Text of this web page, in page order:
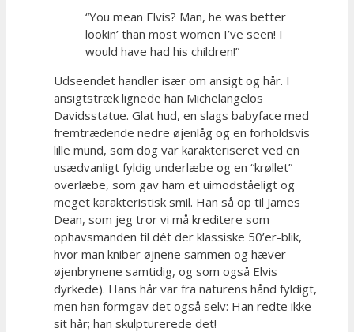
“You mean Elvis? Man, he was better
lookin’ than most women I’ve seen! I
would have had his children!”
Udseendet handler især om ansigt og hår. I
ansigtstræk lignede han Michelangelos
Davidsstatue. Glat hud, en slags babyface med
fremtrædende nedre øjenlåg og en forholdsvis
lille mund, som dog var karakteriseret ved en
usædvanligt fyldig underlæbe og en “krøllet”
overlæbe, som gav ham et uimodståeligt og
meget karakteristisk smil. Han så op til James
Dean, som jeg tror vi må kreditere som
ophavsmanden til dét der klassiske 50’er-blik,
hvor man kniber øjnene sammen og hæver
øjenbrynene samtidig, og som også Elvis
dyrkede). Hans hår var fra naturens hånd fyldigt,
men han formgav det også selv: Han redte ikke
sit hår; han skulpturerede det!